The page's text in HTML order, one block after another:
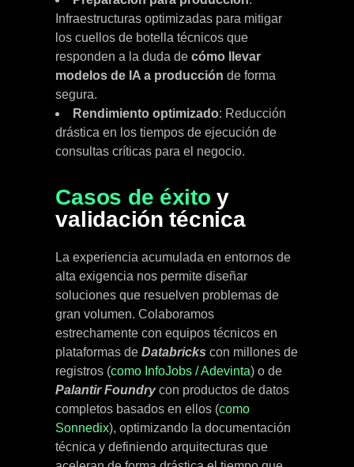
Infraestructuras optimizadas para mitigar
los cuellos de botella técnicos que
responden a la duda decómo llevar
modelos de IA a producción de forma
segura.
Rendimiento optimizado: Reducción
drástica en los tiempos de ejecución de
consultas críticas para el negocio.
Casos de éxito y
validación técnica
La experiencia acumulada en entornos de
alta exigencia nos permite diseñar
soluciones que resuelven problemas de
gran volumen. Colaboramos
estrechamente con equipos técnicos en
plataformas deDatabricks con millones de
registros (como InfoJobs / Adevinta) o de
Palantir Foundrycon productos de datos
completos basados en ellos (como
Sonnedix), optimizando la documentación
técnica y definiendo arquitecturas que